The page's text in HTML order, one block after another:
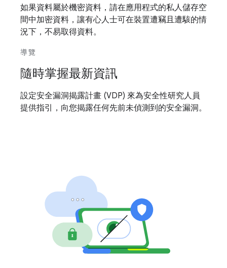
如果資料屬於機密資料，請在應用程式的私人儲存空
間中加密資料，讓有心人士可在裝置遭竊且遭駭的情
況下，不易取得資料。
導覽
隨時掌握最新資訊
設定安全漏洞揭露計畫 (VDP) 來為安全性研究人員
提供指引，向您揭露任何先前未偵測到的安全漏洞。